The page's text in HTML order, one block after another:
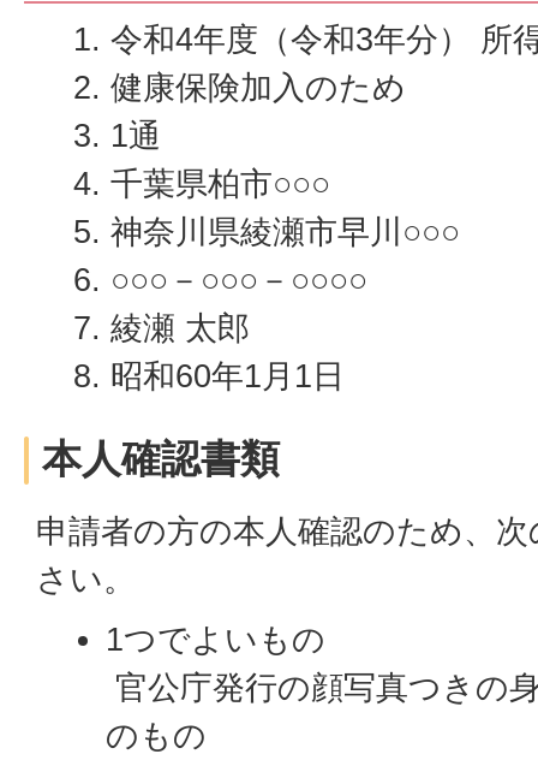
令和4年度（令和3年分） 所
健康保険加入のため
1通
千葉県柏市○○○
神奈川県綾瀬市早川○○○
○○○－○○○－○○○○
綾瀬 太郎
昭和60年1月1日
本人確認書類
申請者の方の本人確認のため、
さい。
1つでよいもの
官公庁発行の顔写真つきの
のもの